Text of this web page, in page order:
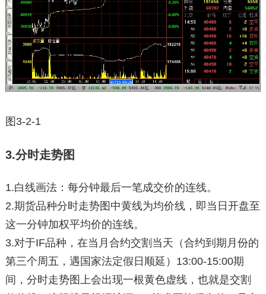
图3-2-1
3.分时走势图
1.白线画法：每分钟最后一笔成交价的连线。
2.期货品种分时走势图中黄线为均价线，即当日开盘至
这一分钟加权平均价的连线。
3.对于IF品种，在当月合约交割当天（合约到期月份的
第三个周五，遇国家法定假日顺延）13:00-15:00期
间，分时走势图上会出现一根黄色虚线，也就是交割